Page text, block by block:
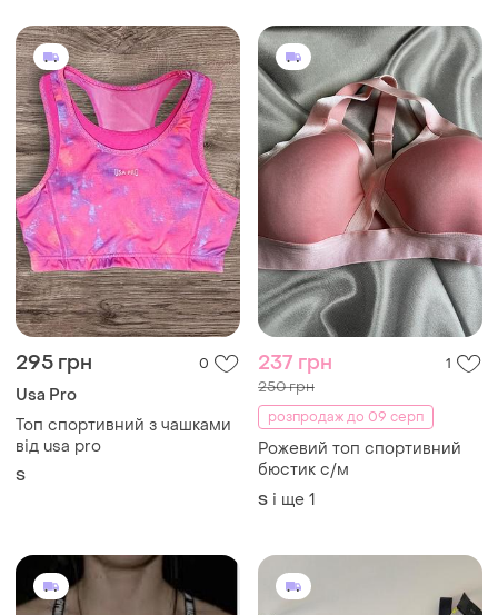
295 грн 0
Usa Pro
Топ спортивний з чашками
від usa pro
S
237 грн 1
250 грн
розпродаж до 09 серп
Рожевий топ спортивний
бюстик с/м
S і ще 1